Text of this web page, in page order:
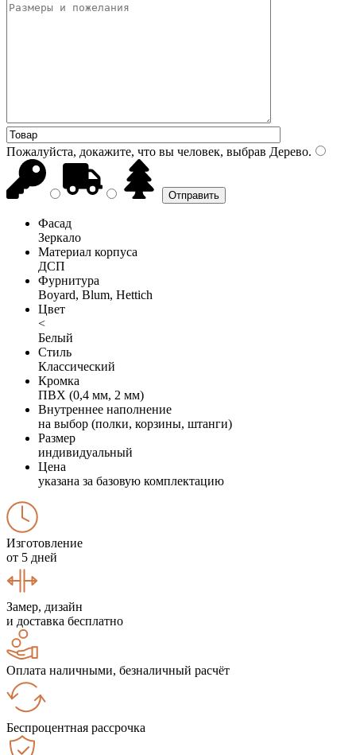
Пожалуйста, докажите, что вы человек, выбрав Дерево.
Фасад
Зеркало
Материал корпуса
ДСП
Фурнитура
Boyard, Blum, Hettich
Цвет
<
Белый
Стиль
Классический
Кромка
ПВХ (0,4 мм, 2 мм)
Внутреннее наполнение
на выбор (полки, корзины, штанги)
Размер
индивидуальный
Цена
указана за базовую комплектацию
Изготовление
от 5 дней
Замер, дизайн
и доставка бесплатно
Оплата наличными, безналичный расчёт
Беспроцентная рассрочка